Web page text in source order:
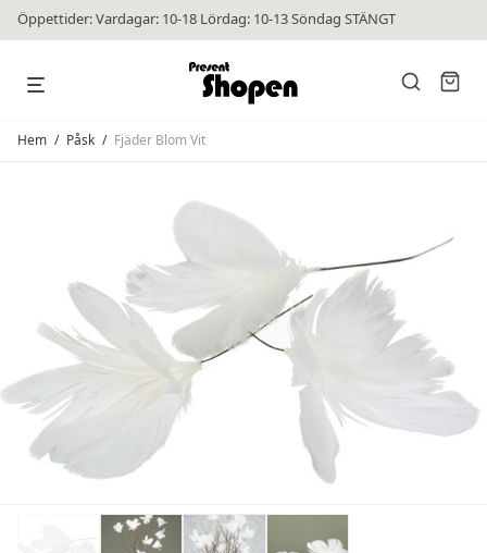
Öppettider: Vardagar: 10-18 Lördag: 10-13 Söndag STÄNGT
Hem / Påsk / Fjäder Blom Vit